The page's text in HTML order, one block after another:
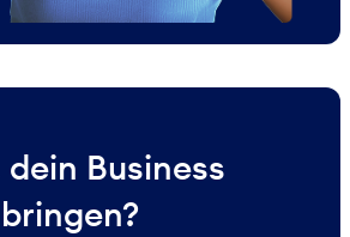
dein Business